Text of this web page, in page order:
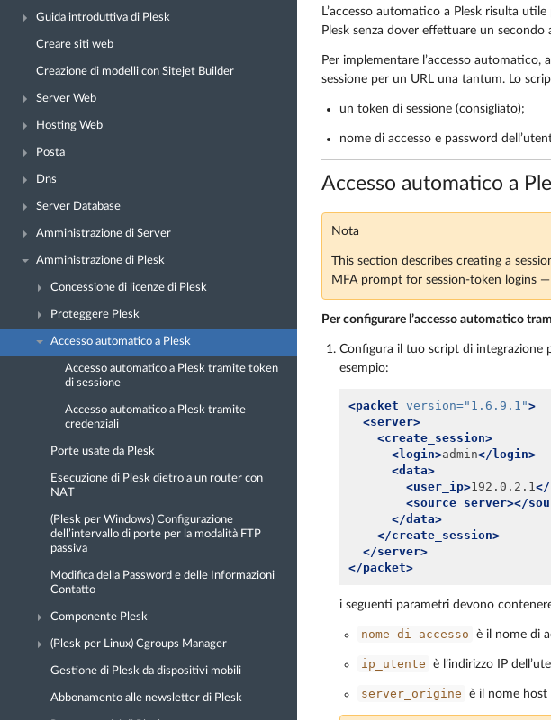
Guida introduttiva di Plesk
Creare siti web
Creazione di modelli con Sitejet Builder
Server Web
Hosting Web
Posta
Dns
Server Database
Amministrazione di Server
Amministrazione di Plesk
Concessione di licenze di Plesk
Proteggere Plesk
Accesso automatico a Plesk
Accesso automatico a Plesk tramite token
di sessione
Accesso automatico a Plesk tramite
credenziali
Porte usate da Plesk
Esecuzione di Plesk dietro a un router con
NAT
(Plesk per Windows) Configurazione
dell’intervallo di porte per la modalità FTP
passiva
Modifica della Password e delle Informazioni
Contatto
Componente Plesk
(Plesk per Linux) Cgroups Manager
Gestione di Plesk da dispositivi mobili
Abbonamento alle newsletter di Plesk
L’accesso automatico a Plesk risulta
Plesk senza dover effettuare un secondo
Per implementare l’accesso
sessione per un URL una tantum. Lo
un token di sessione (consigliato);
nome di accesso e password
Accesso automatico a
Nota
This section describes creating a
MFA prompt for session-token logins
Per configurare l’accesso automatico
Configura il tuo script di integrazione
esempio:
<packet version="1.6.9.1">
<server>
<create_session>
<login>admin</login>
<data>
<user_ip>192.0.2.1 </
<source_server></
</data>
</create_session>
</server>
</packet>
i seguenti parametri devono
nome di accesso è il nome di
ip_utente è l’indirizzo IP
server_origine è il nome host